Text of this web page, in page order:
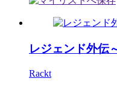
レジェンド外伝
Rackt